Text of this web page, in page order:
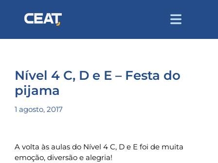
Nível 4 C, D e E – Festa do
pijama
1 agosto, 2017
A volta às aulas do Nível 4 C, D e E foi de muita
emoção, diversão e alegria!